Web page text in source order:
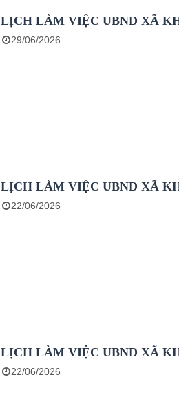
LỊCH LÀM VIỆC UBND XÃ
29/06/2026
LỊCH LÀM VIỆC UBND XÃ
22/06/2026
LỊCH LÀM VIỆC UBND XÃ
22/06/2026